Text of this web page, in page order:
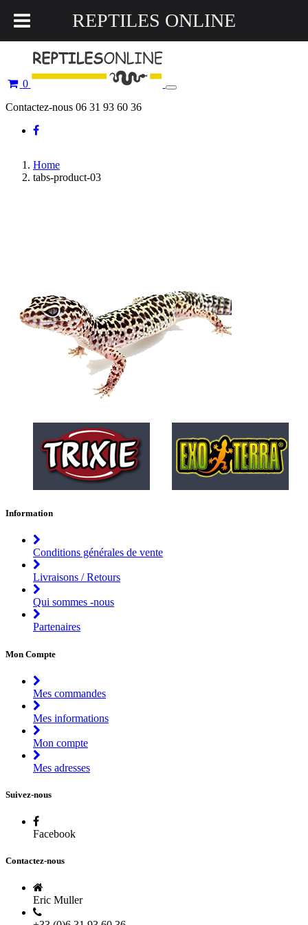
0
Toggle
Contactez-nous 06 31 93 60 36
Home
tabs-product-03
Information
Conditions générales de vente
Livraisons / Retours
Qui sommes -nous
Partenaires
Mon Compte
Mes commandes
Mes informations
Mon compte
Mes adresses
Suivez-nous
Facebook
Contactez-nous
Eric Muller
REPTILES ONLINE